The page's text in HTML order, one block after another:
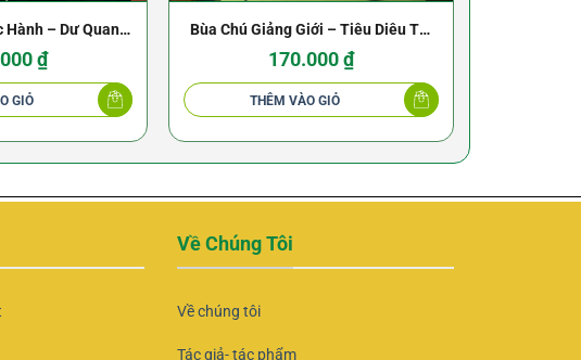
Hành – Dư Quang
₫
GIỎ
Bùa Chú Giảng Giới – Tiêu Diêu Tử,
Sương Mãn thiên , Yến Phi Thiên ,
Kim Cang Trí
170.000₫
THÊM VÀO GIỎ
Về Chúng Tôi
Về chúng tôi
Tác giả- tác phẩm